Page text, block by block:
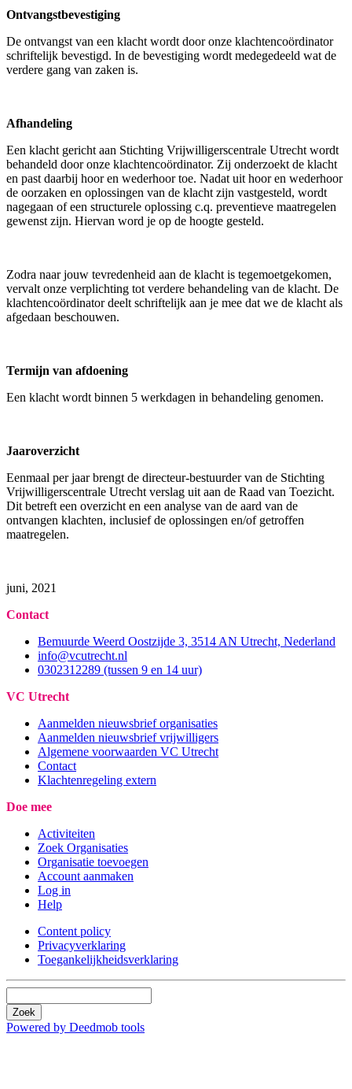
Ontvangstbevestiging
De ontvangst van een klacht wordt door onze klachtencoördinator
schriftelijk bevestigd. In de bevestiging wordt medegedeeld wat de
verdere gang van zaken is.
Afhandeling
Een klacht gericht aan Stichting Vrijwilligerscentrale Utrecht wordt
behandeld door onze klachtencoördinator. Zij onderzoekt de klacht
en past daarbij hoor en wederhoor toe. Nadat uit hoor en wederhoor
de oorzaken en oplossingen van de klacht zijn vastgesteld, wordt
nagegaan of een structurele oplossing c.q. preventieve maatregelen
gewenst zijn. Hiervan word je op de hoogte gesteld.
Zodra naar jouw tevredenheid aan de klacht is tegemoetgekomen,
vervalt onze verplichting tot verdere behandeling van de klacht. De
klachtencoördinator deelt schriftelijk aan je mee dat we de klacht als
afgedaan beschouwen.
Termijn van afdoening
Een klacht wordt binnen 5 werkdagen in behandeling genomen.
Jaaroverzicht
Eenmaal per jaar brengt de directeur-bestuurder van de Stichting
Vrijwilligerscentrale Utrecht verslag uit aan de Raad van Toezicht.
Dit betreft een overzicht en een analyse van de aard van de
ontvangen klachten, inclusief de oplossingen en/of getroffen
maatregelen.
juni, 2021
Contact
Bemuurde Weerd Oostzijde 3, 3514 AN Utrecht, Nederland
info@vcutrecht.nl
0302312289 (tussen 9 en 14 uur)
VC Utrecht
Aanmelden nieuwsbrief organisaties
Aanmelden nieuwsbrief vrijwilligers
Algemene voorwaarden VC Utrecht
Contact
Klachtenregeling extern
Doe mee
Activiteiten
Zoek Organisaties
Organisatie toevoegen
Account aanmaken
Log in
Help
Content policy
Privacyverklaring
Toegankelijkheidsverklaring
Zoek
Powered by Deedmob tools